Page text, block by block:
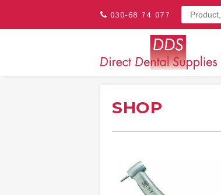
030-68 74 077
SHOP